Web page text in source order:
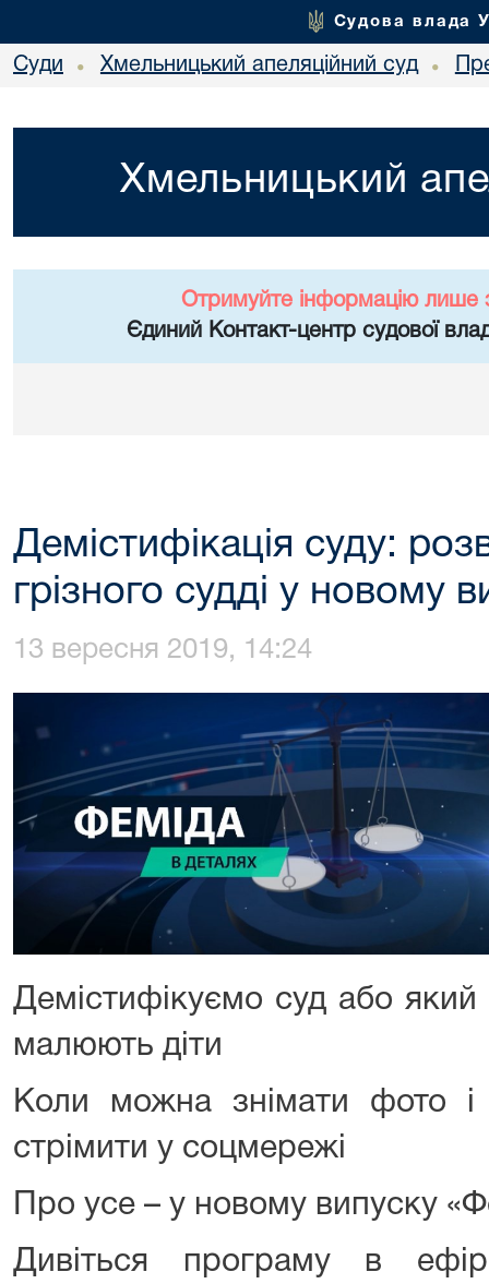
Судова влада
Суди • Хмельницький апеляційний суд •
Хмельницький
Отримуйте інформацію лише
Єдиний Контакт-центр судової
Демістифікація суду:
грізного судді у новому
13 вересня 2019, 14:24
Демістифікуємо суд або який
малюють діти
Коли можна знімати фото і
стрімити у соцмережі
Про усе – у новому випуску
Дивіться програму в